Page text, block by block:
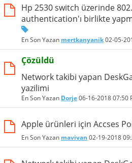
Hp 2530 switch üzerinde
authentication'ı birlikte
En Son Yazan mertkanyanik02-05-
Çözüldü
Network takibi yapan
yazilimi
En Son Yazan Dorje06-16-201807:50
Apple ürünleri için Accses
En Son Yazan mavivan 02-19-2018